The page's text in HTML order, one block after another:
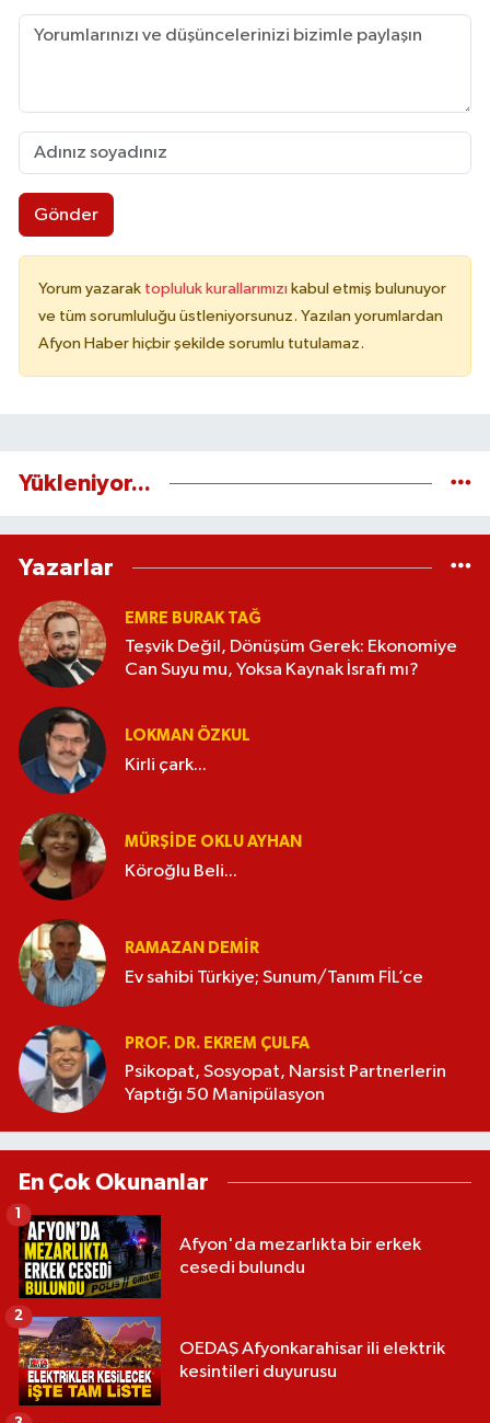
Gönder
Yorum yazarak topluluk kurallarımızı kabul etmiş bulunuyor
ve tüm sorumluluğu üstleniyorsunuz. Yazılan yorumlardan
Afyon Haber hiçbir şekilde sorumlu tutulamaz.
Yükleniyor...
Yazarlar
EMRE BURAK TAĞ
Teşvik Değil, Dönüşüm Gerek: Ekonomiye
Can Suyu mu, Yoksa Kaynak İsrafı mı?
LOKMAN ÖZKUL
Kirli çark...
MÜRŞIDE OKLU AYHAN
Köroğlu Beli...
RAMAZAN DEMİR
Ev sahibi Türkiye; Sunum/Tanım FİL’ce
PROF. DR. EKREM ÇULFA
Psikopat, Sosyopat, Narsist Partnerlerin
Yaptığı 50 Manipülasyon
En Çok Okunanlar
Afyon'da mezarlıkta bir erkek
cesedi bulundu
1
OEDAŞ Afyonkarahisar ili elektrik
kesintileri duyurusu
2